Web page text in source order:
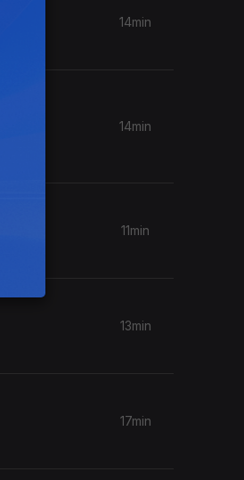
14min
14min
11min
13min
17min